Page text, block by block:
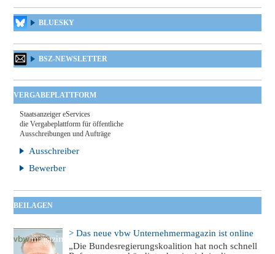
BLUESKY
BSZ-NEWSLETTER
VERGABEPLATTFORM
Staatsanzeiger eServices
die Vergabeplattform für öffentliche
Ausschreibungen und Aufträge
Ausschreiber
Bewerber
BEILAGEN
> Das neue vbw Unternehmermagazin ist online
„Die Bundesregierungskoalition hat noch schnell